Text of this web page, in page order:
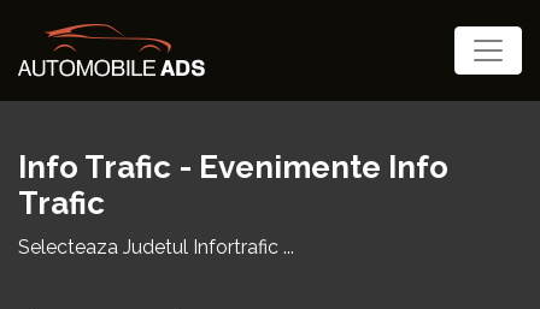
Info Trafic - Evenimente Info
Trafic
Selecteaza Judetul Infortrafic ...